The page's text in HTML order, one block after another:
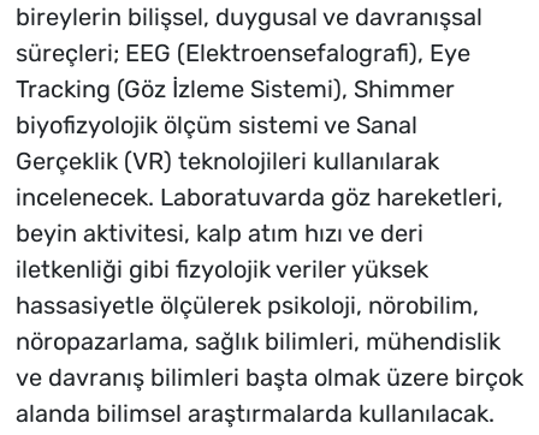
bireylerin bilişsel, duygusal ve davranışsal
süreçleri; EEG (Elektroensefalografi), Eye
Tracking (Göz İzleme Sistemi), Shimmer
biyofizyolojik ölçüm sistemi ve Sanal
Gerçeklik (VR) teknolojileri kullanılarak
incelenecek. Laboratuvarda göz hareketleri,
beyin aktivitesi, kalp atım hızı ve deri
iletkenliği gibi fizyolojik veriler yüksek
hassasiyetle ölçülerek psikoloji, nörobilim,
nöropazarlama, sağlık bilimleri, mühendislik
ve davranış bilimleri başta olmak üzere birçok
alanda bilimsel araştırmalarda kullanılacak.